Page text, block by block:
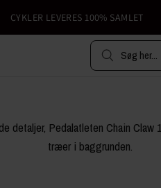
CYKLER LEVERES 100% SAMLET
Søg her...